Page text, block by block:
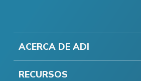
ACERCA DE ADI
RECURSOS